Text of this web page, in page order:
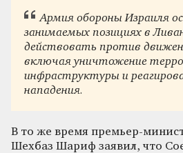
Армия обороны Израиля
занимаемых позициях в
действовать против
включая уничтожение
инфраструктуры и
нападения.
В то же время премьер-
Шехбаз Шариф заявил, что